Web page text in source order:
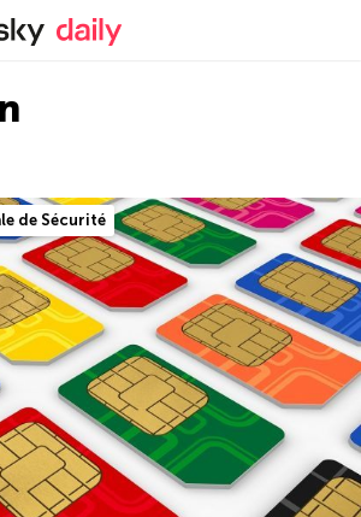
Blog officiel de Kaspersky
de Sécurité